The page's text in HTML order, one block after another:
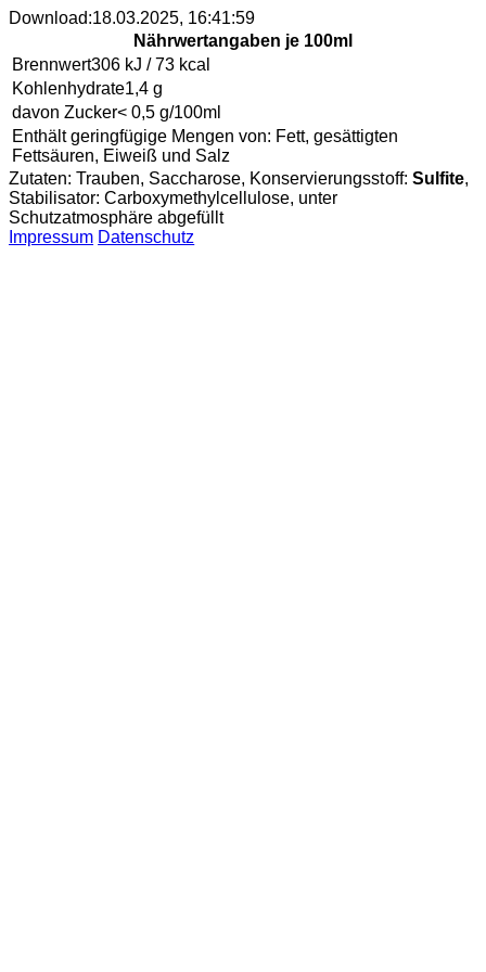
Download:18.03.2025, 16:41:59
Nährwertangaben je 100ml
Brennwert306 kJ / 73 kcal
Kohlenhydrate1,4 g
davon Zucker< 0,5 g/100ml
Enthält geringfügige Mengen von: Fett, gesättigten
Fettsäuren, Eiweiß und Salz
Zutaten:Trauben, Saccharose, Konservierungsstoff: Sulfite,
Stabilisator:Carboxymethylcellulose, unter
Schutzatmosphäre abgefüllt
Impressum Datenschutz